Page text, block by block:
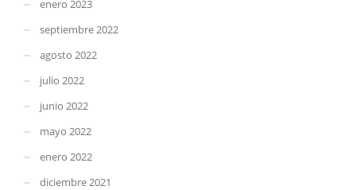
enero 2023
septiembre 2022
agosto 2022
julio 2022
junio 2022
mayo 2022
enero 2022
diciembre 2021